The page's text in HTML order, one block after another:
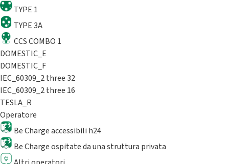
TYPE 1
TYPE 3A
CCS COMBO 1
DOMESTIC_E
DOMESTIC_F
IEC_60309_2 three 32
IEC_60309_2 three 16
TESLA_R
Operatore
Be Charge accessibili h24
Be Charge ospitate da una struttura privata